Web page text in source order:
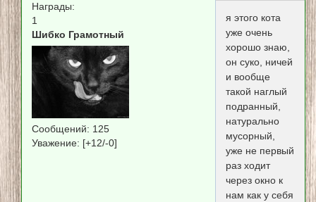
Награды:
1
Шибко Грамотный
Сообщений: 125
Уважение: [+12/-0]
я этого кота
уже очень
хорошо знаю,
он суко, ничей
и вообще
такой наглый
подранный,
натурально
мусорный,
уже не первый
раз ходит
через окно к
нам как у себя